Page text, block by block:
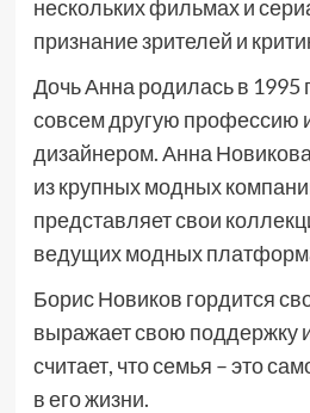
нескольких фильмах и
признание зрителей и
Дочь Анна родилась в 1995
совсем другую профессию
дизайнером. Анна
из крупных модных
представляет свои
ведущих модных
Борис Новиков гордится
выражает свою поддержку
считает, что семья – это
в его жизни.